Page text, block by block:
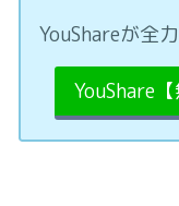
YouShareが全
YouShare